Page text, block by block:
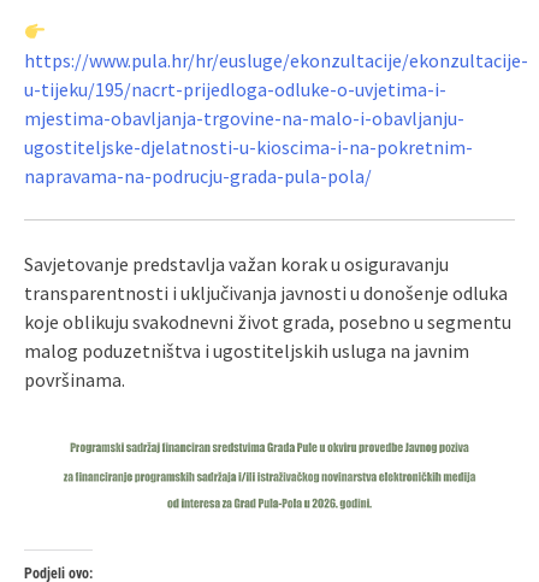
https://www.pula.hr/hr/eusluge/ekonzultacije/ekonzultacije-
u-tijeku/195/nacrt-prijedloga-odluke-o-uvjetima-i-
mjestima-obavljanja-trgovine-na-malo-i-obavljanju-
ugostiteljske-djelatnosti-u-kioscima-i-na-pokretnim-
napravama-na-podrucju-grada-pula-pola/
Savjetovanje predstavlja važan korak u osiguravanju
transparentnosti i uključivanja javnosti u donošenje odluka
koje oblikuju svakodnevni život grada, posebno u segmentu
malog poduzetništva i ugostiteljskih usluga na javnim
površinama.
Podjeli ovo: